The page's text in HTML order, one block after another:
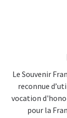
Le Souvenir
reconnue
vocation
pour la